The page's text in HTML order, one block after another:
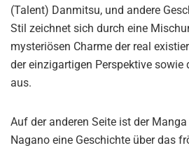
(Talent) Danmitsu, und andere
Stil zeichnet sich durch eine
mysteriösen Charme der real
der einzigartigen Perspektive sowie
aus.
Auf der anderen Seite ist der Manga
Nagano eine Geschichte über das